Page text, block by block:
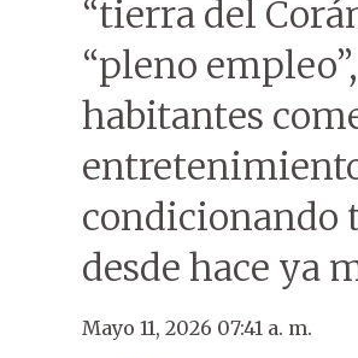
“tierra del
“pleno
habitantes
condicionando
desde hace ya
Mayo 11, 2026 07:41 a. m.